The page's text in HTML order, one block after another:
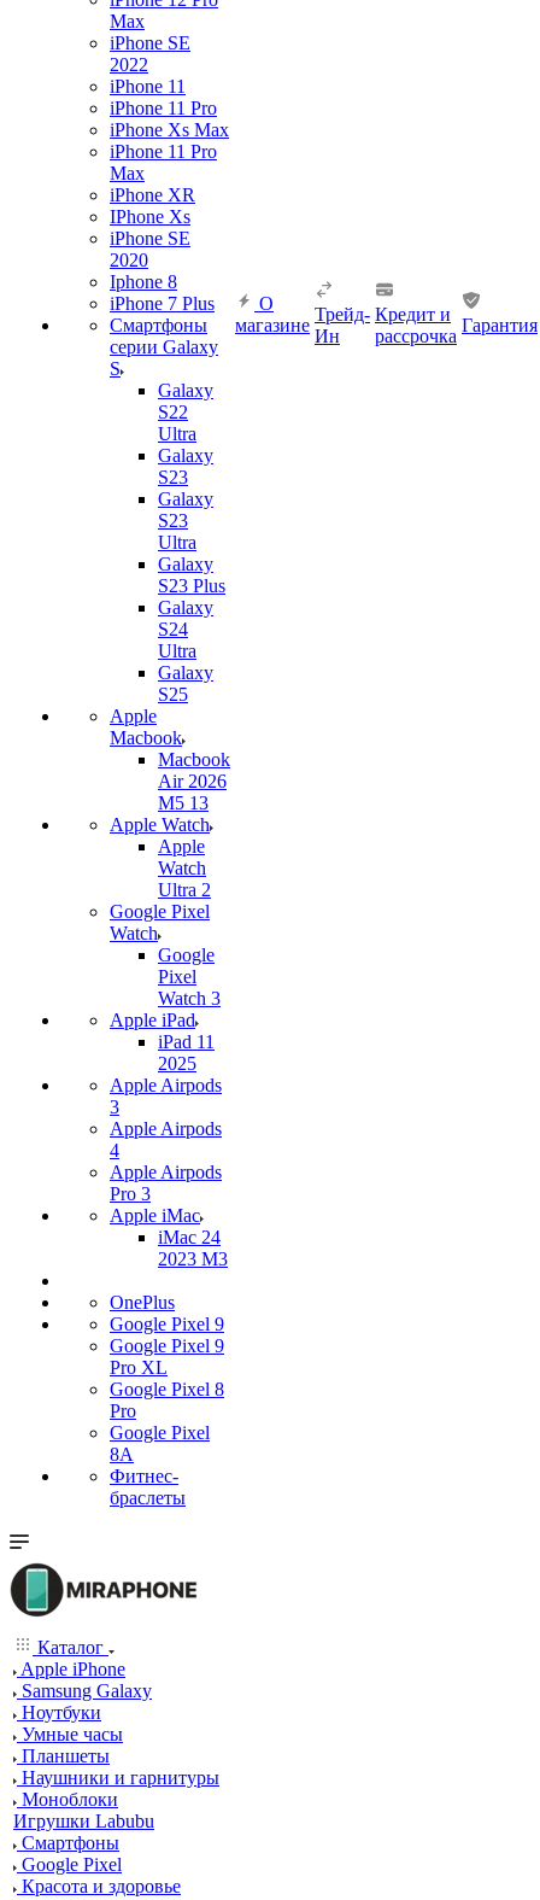
Max
iPhone SE
2022
iPhone 11
iPhone 11 Pro
iPhone Xs Max
iPhone 11 Pro
Max
iPhone XR
IPhone Xs
iPhone SE
2020
Iphone 8
iPhone 7 Plus
Смартфоны
серии Galaxy
S
Galaxy
S22
Ultra
Galaxy
S23
Galaxy
S23
Ultra
Galaxy
S23 Plus
Galaxy
S24
Ultra
Galaxy
S25
Apple
Macbook
Macbook
Air 2026
M5 13
Apple Watch
Apple
Watch
Ultra 2
Google Pixel
Watch
Google
Pixel
Watch 3
Apple iPad
iPad 11
2025
Apple Airpods
3
Apple Airpods
4
Apple Airpods
Pro 3
Apple iMac
iMac 24
2023 M3
OnePlus
Google Pixel 9
Google Pixel 9
Pro XL
Google Pixel 8
Pro
Google Pixel
8A
Фитнес-
браслеты
О
магазине
Трейд-
Ин
Кредит и
рассрочка
Гарантия
Каталог
Apple iPhone
Samsung Galaxy
Ноутбуки
Умные часы
Планшеты
Наушники и гарнитуры
Моноблоки
Игрушки Labubu
Смартфоны
Google Pixel
Красота и здоровье